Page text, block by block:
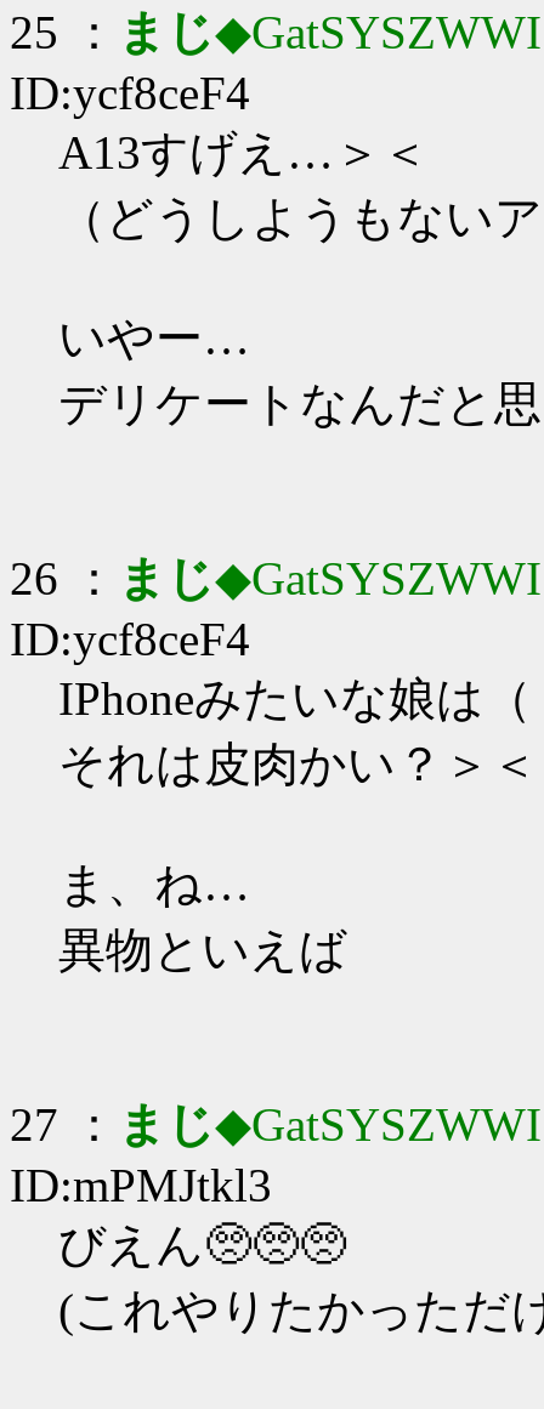
25 ： まじ◆GatSYSZWWI
ID:ycf8ceF4
A13すげえ…＞＜
（どうしようもない
いやー…
デリケートなんだと
26 ： まじ◆GatSYSZWWI
ID:ycf8ceF4
IPhoneみたいな娘は
それは皮肉かい？＞＜
ま、ね…
異物といえば
27 ： まじ◆GatSYSZWWI
ID:mPMJtkl3
びえん🥺🥺🥺
(これやりたかっただ